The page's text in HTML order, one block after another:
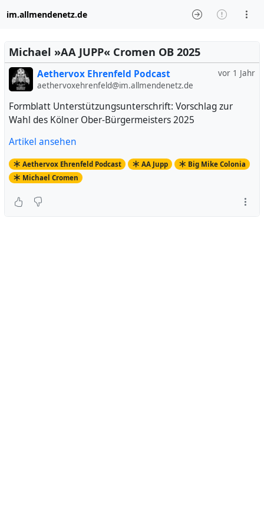
im.allmendenetz.de
Michael »AA JUPP« Cromen OB 2025
vor 1 Jahr
Aethervox Ehrenfeld Podcast
aethervoxehrenfeld@im.allmendenetz.de
Formblatt Unterstützungsunterschrift: Vorschlag zur
Wahl des Kölner Ober-Bürgermeisters 2025
Artikel ansehen
Aethervox Ehrenfeld Podcast AA Jupp
Big Mike Colonia
Michael Cromen